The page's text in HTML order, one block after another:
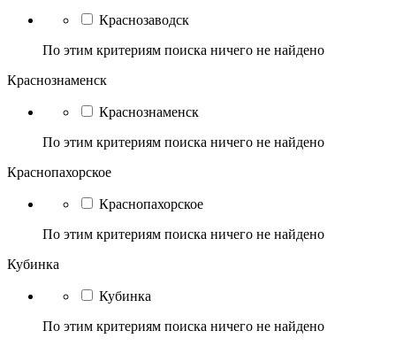
Краснозаводск
По этим критериям поиска ничего не найдено
Краснознаменск
Краснознаменск
По этим критериям поиска ничего не найдено
Краснопахорское
Краснопахорское
По этим критериям поиска ничего не найдено
Кубинка
Кубинка
По этим критериям поиска ничего не найдено